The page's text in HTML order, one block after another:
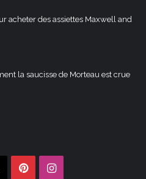
acheter des assiettes Maxwell and
la saucisse de Morteau est crue
PinterestInstagram